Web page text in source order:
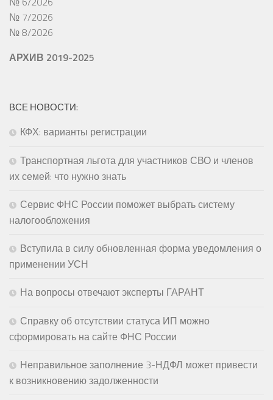
№ 7/2026
№ 8/2026
АРХИВ 2019-2025
ВСЕ НОВОСТИ:
КФХ: варианты регистрации
Транспортная льгота для участников СВО и членов
их семей: что нужно знать
Сервис ФНС России поможет выбрать систему
налогообложения
Вступила в силу обновленная форма уведомления о
применении УСН
На вопросы отвечают эксперты ГАРАНТ
Справку об отсутствии статуса ИП можно
сформировать на сайте ФНС России
Неправильное заполнение 3-НДФЛ может привести
к возникновению задолженности